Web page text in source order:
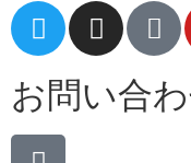
お問い合